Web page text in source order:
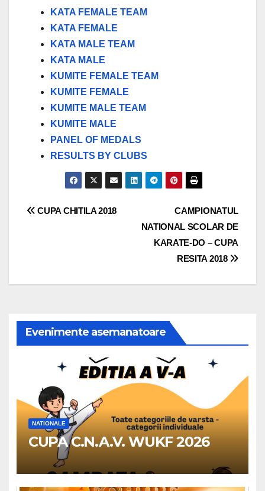
KATA FEMALE TEAM
KATA FEMALE
KATA MALE TEAM
KATA MALE
KUMITE FEMALE TEAM
KUMITE FEMALE
KUMITE MALE TEAM
KUMITE MALE
PANEL OF MEDALS
RESULTS BY CLUBS
Navigare
CAMPIONATUL
NATIONAL SCOLAR DE
KARATE-DO – CUPA
RESITA 2018
CUPA CHITILA 2018
Evenimente asemanatoare
NATIONALE
CUPA C.N.A.V. WUKF 2026